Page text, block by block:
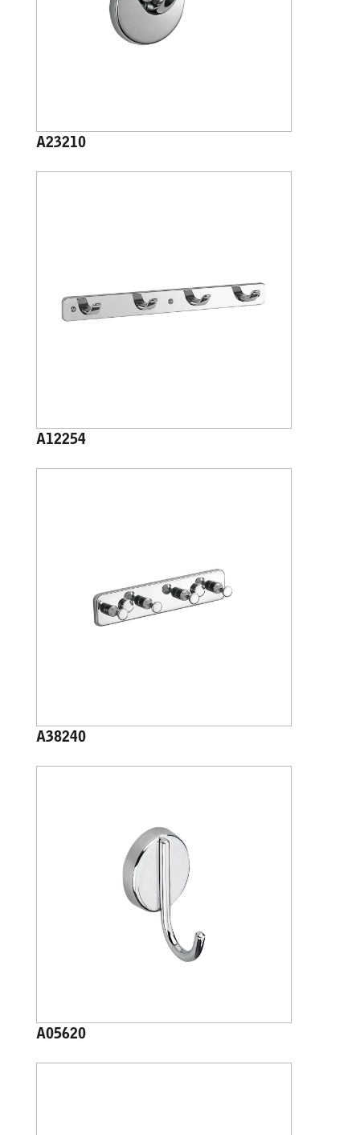
A23210
A12254
A38240
A05620